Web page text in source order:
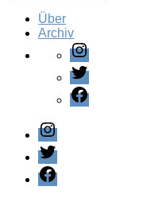
Über
Archiv
Instagram
Twitter
Facebook
Instagram
Twitter
Facebook